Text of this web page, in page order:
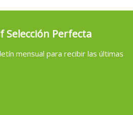
Selección Perfecta
mensual para recibir las últimas